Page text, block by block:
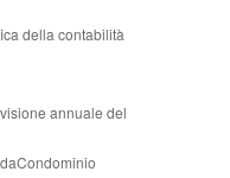
della contabilità
annuale del